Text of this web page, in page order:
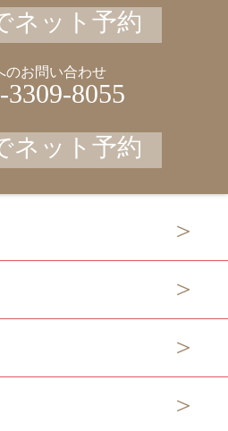
ネット予約
のお問い合わせ
3309-8055
ネット予約